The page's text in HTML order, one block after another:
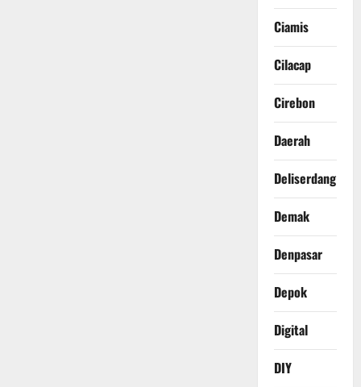
Ciamis
Cilacap
Cirebon
Daerah
Deliserdang
Demak
Denpasar
Depok
Digital
DIY